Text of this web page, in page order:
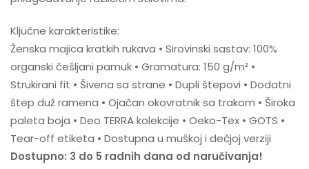
Ključne karakteristike:
Ženska majica kratkih rukava • Sirovinski sastav: 100%
organski češljani pamuk • Gramatura: 150 g/m² •
Strukirani fit • Šivena sa strane • Dupli štepovi • Dodatni
štep duž ramena • Ojačan okovratnik sa trakom • Široka
paleta boja • Deo TERRA kolekcije • Oeko-Tex • GOTS •
Tear-off etiketa • Dostupna u muškoj i dečjoj verziji
Dostupno: 3 do 5 radnih dana od naručivanja!